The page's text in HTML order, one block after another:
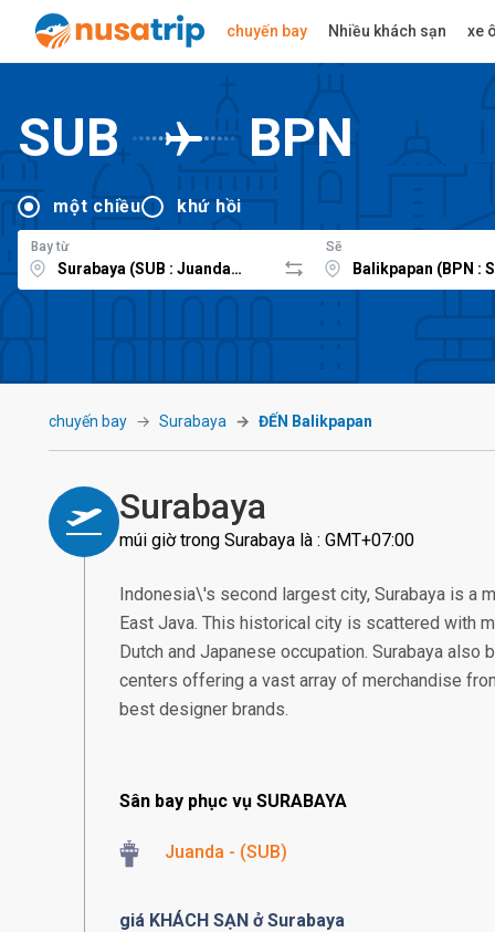
chuyến bay Nhiều khách sạn xe
SUB BPN
một chiều khứ hồi
Bay từ Sẽ
chuyến bay Surabaya ĐẾN Balikpapan
Surabaya
múi giờ trong Surabaya là : GMT+07:00
Indonesia\'s second largest city, Surabaya is a
East Java. This historical city is scattered with
Dutch and Japanese occupation. Surabaya also
centers offering a vast array of merchandise
best designer brands.
Sân bay phục vụ SURABAYA
Juanda - (SUB)
giá KHÁCH SẠN ở Surabaya